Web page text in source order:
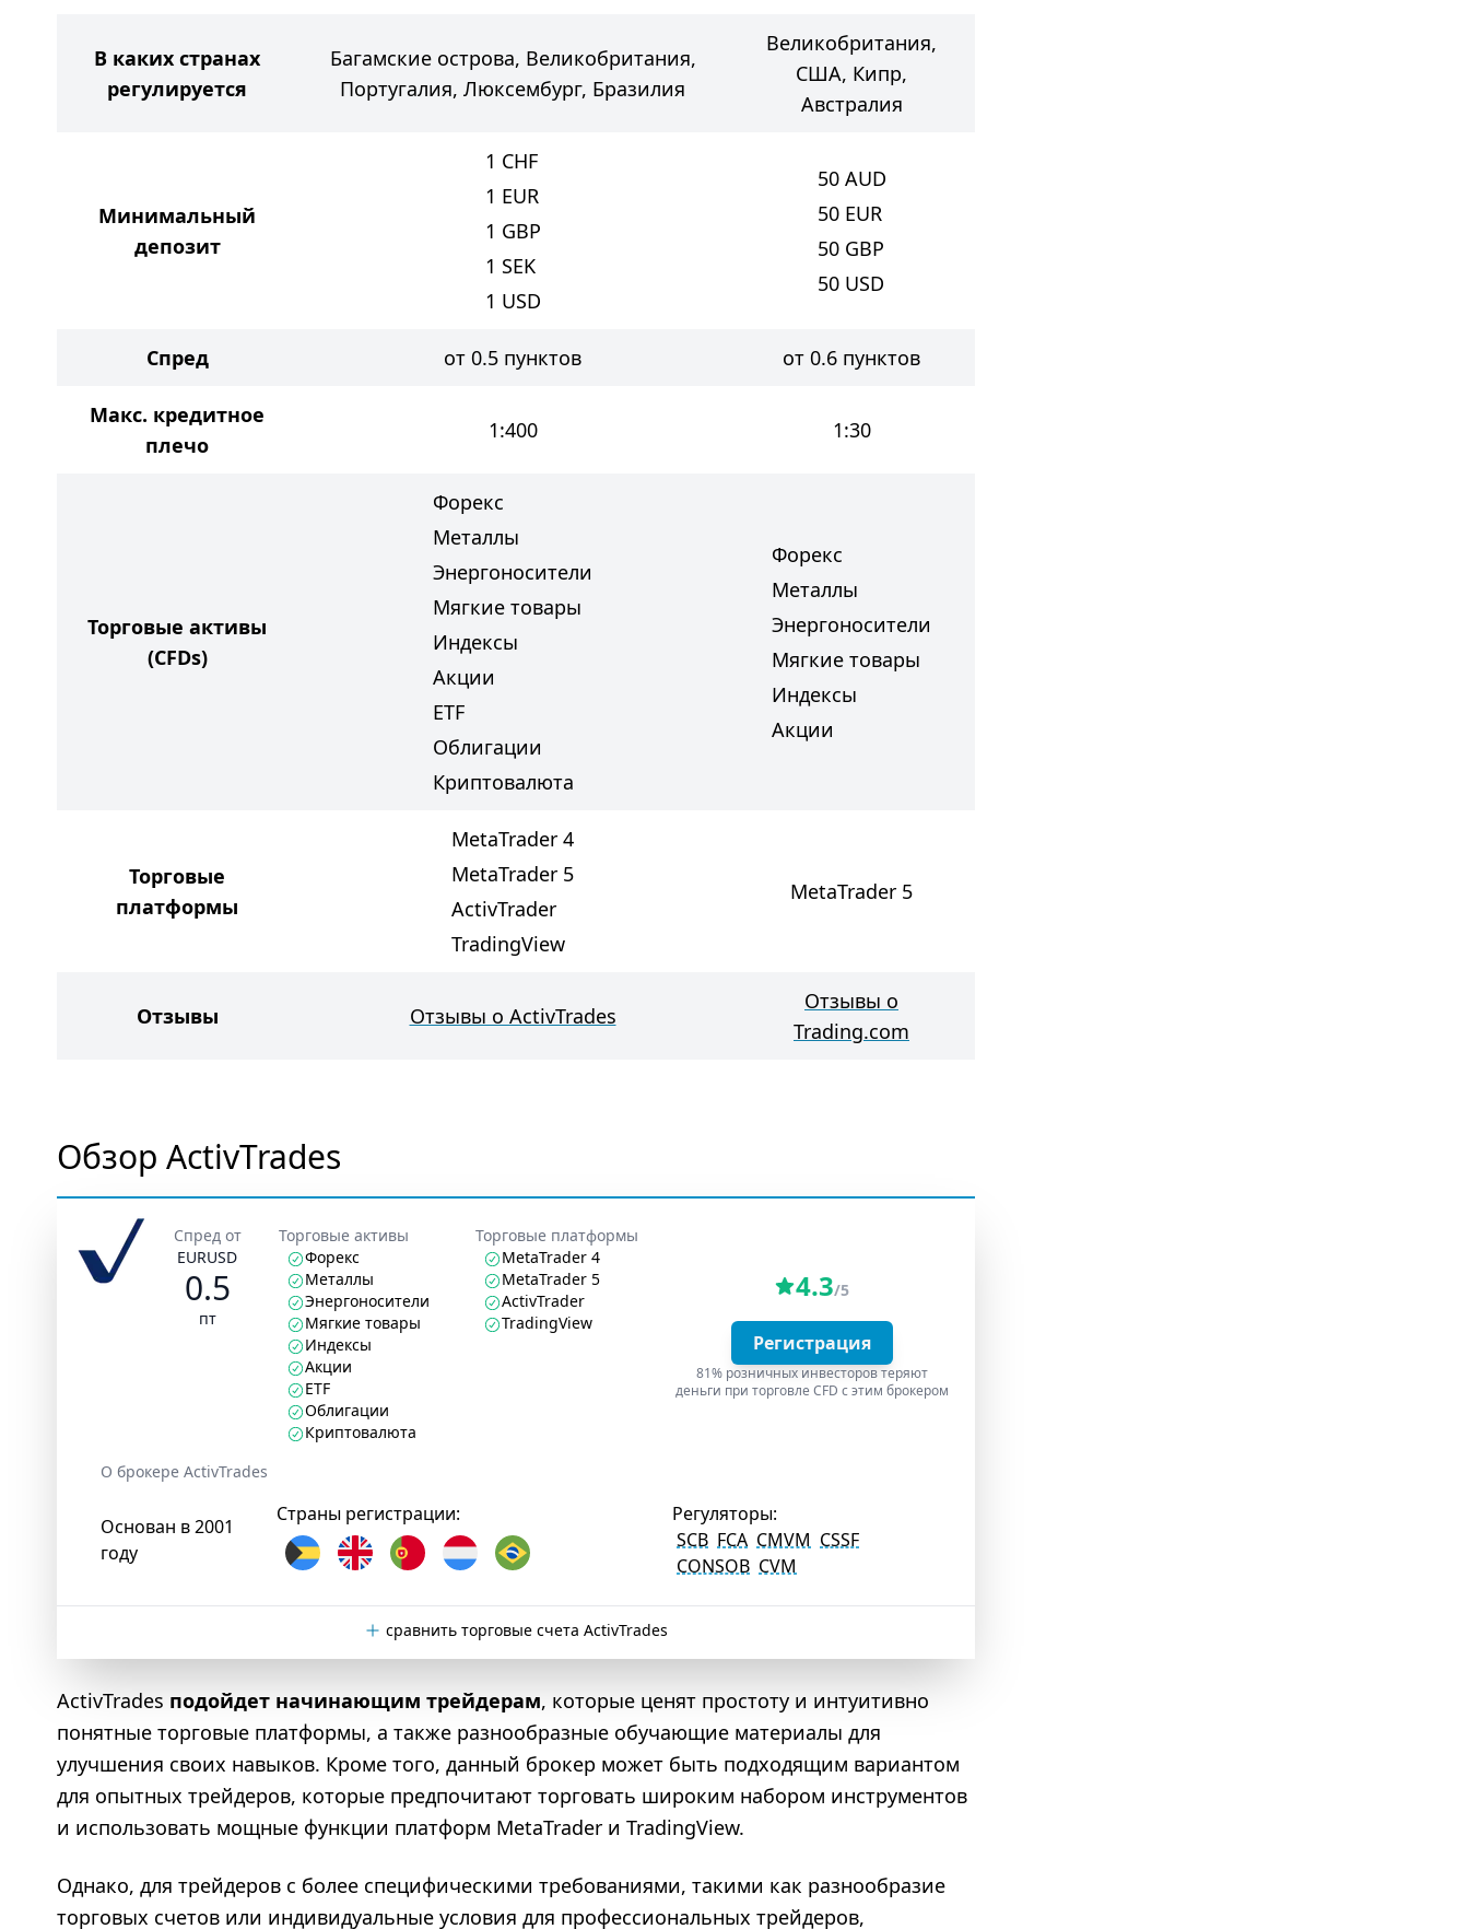
В каких странах
регулируется
Багамские острова, Великобритания,
Португалия, Люксембург, Бразилия
Великобритания,
США, Кипр,
Австралия
Минимальный
депозит
1 CHF
1 EUR
1 GBP
1 SEK
1 USD
50 AUD
50 EUR
50 GBP
50 USD
Спред от 0.5 пунктов от 0.6 пунктов
Макс. кредитное
плечо
1:400 1:30
Торговые активы
(CFDs)
Форекс
Металлы
Энергоносители
Мягкие товары
Индексы
Акции
ETF
Облигации
Криптовалюта
Форекс
Металлы
Энергоносители
Мягкие товары
Индексы
Акции
Торговые
платформы
MetaTrader 4
MetaTrader 5
ActivTrader
TradingView
MetaTrader 5
Отзывы Отзывы о ActivTrades
Отзывы о
Trading.com
Обзор ActivTrades
Спред от
EURUSD
0.5
пт
Торговые активы
Форекс
Металлы
Энергоносители
Мягкие товары
Индексы
Акции
ETF
Облигации
Криптовалюта
Торговые платформы
MetaTrader 4
MetaTrader 5
ActivTrader
TradingView
4.3/5
Регистрация
81% розничных инвесторов теряют
деньги при торговле CFD с этим брокером
О брокере ActivTrades
Основан в 2001
году
Страны регистрации:
Регуляторы:
SCB FCA CMVM CSSF
CONSOB CVM
сравнить торговые счета ActivTrades
ActivTrades подойдет начинающим трейдерам, которые ценят простоту и интуитивно
понятные торговые платформы, а также разнообразные обучающие материалы для
улучшения своих навыков. Кроме того, данный брокер может быть подходящим вариантом
для опытных трейдеров, которые предпочитают торговать широким набором инструментов
и использовать мощные функции платформ MetaTrader и TradingView.
Однако, для трейдеров с более специфическими требованиями, такими как разнообразие
торговых счетов или индивидуальные условия для профессиональных трейдеров,